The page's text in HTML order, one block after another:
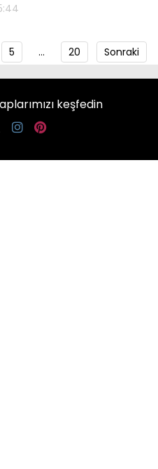
5 … 20 Sonraki
keşfedin